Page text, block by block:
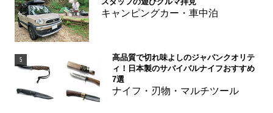
キャンピングカー・車中泊
5
高品質で切れ味よしのジャパンクオリテ
ィ！日本製のサバイバルナイフおすすめ
7選
ナイフ・刃物・マルチツール